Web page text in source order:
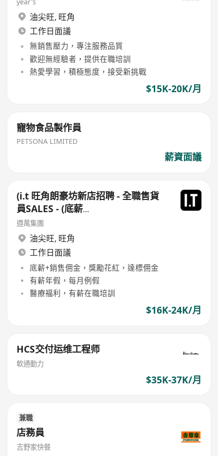
油尖旺, 旺角
工作日面議
無銷售壓力，專注服務品質
歡迎無經驗者，提供在職培訓
熱愛學習，積極態度，接受新挑戰
$15K-20K/月
寵物食品製作員
PETSONA LIMITED
薪資面議
(i.t 旺角朗豪坊新店招聘 - 全職售貨
員SALES - (底薪
$15,500-$16,500+佣+勤工$500 )
+每月7日例假
遵萬集團
油尖旺, 旺角
工作日面議
底薪+銷售佣金，獎勵花紅，達標佣金
有薪年假，每月例假
醫療福利，有薪在職培訓
$16K-24K/月
HCS交付运维工程师
軟通動力
$35K-37K/月
兼職
店務員
吉野家快餐